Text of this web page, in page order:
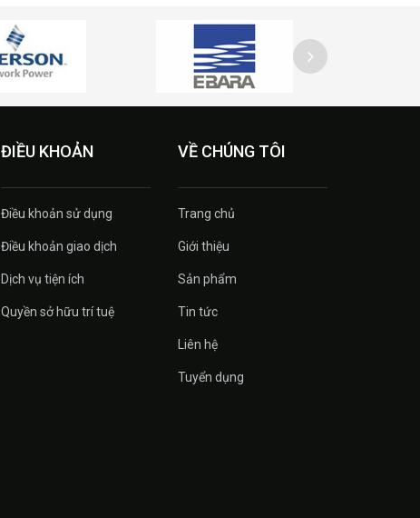
ĐIỀU KHOẢN
Điều khoản sử dụng
Điều khoản giao dịch
Dịch vụ tiện ích
Quyền sở hữu trí tuệ
VỀ CHÚNG TÔI
Trang chủ
Giới thiệu
Sản phẩm
Tin tức
Liên hệ
Tuyển dụng